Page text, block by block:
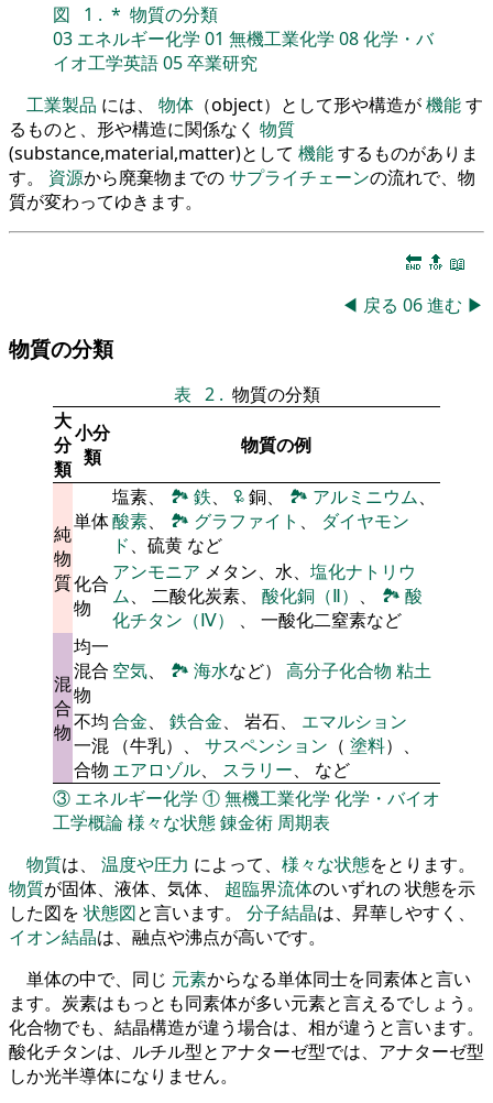
図 1 . * 物質の分類
03 エネルギー化学 01 無機工業化学 08化学・バ
イオ工学英語05卒業研究
工業製品 には、 物体 （object）として形や構造が機能す
るものと、形や構造に関係なく 物質
(substance,material,matter)として 機能するものがありま
す。 資源から廃棄物までのサプライチェーンの流れで、物
質が変わってゆきます。
🔚 🔝 📖
◀ 戻る 06進む ▶
物質の分類
表 2 . 物質の分類
大
分
類
小分
類
物質の例
純
物
質
単体
塩素、 🏞 鉄、 🜠銅、 🏞 アルミニウム、
酸素、 🏞 グラファイト 、 ダイヤモン
ド、硫黄 など
化合
物
アンモニア メタン、水、 塩化ナトリウ
ム、 二酸化炭素、 酸化銅（Ⅱ） 、 🏞 酸
化チタン（Ⅳ） 、 一酸化二窒素など
混
合
物
均一
混合
物
空気、 🏞 海水など） 高分子化合物 粘土
不均
一混
合物
合金、 鉄合金、 岩石、 エマルション
（牛乳）、 サスペンション （ 塗料）、
エアロゾル、 スラリー、 など
③ エネルギー化学 ①無機工業化学 化学・バイオ
工学概論様々な状態錬金術 周期表
物質は、 温度や圧力 によって、 様々な状態をとります。
物質が固体、液体、気体、 超臨界流体のいずれの 状態を示
した図を 状態図と言います。 分子結晶は、昇華しやすく、
イオン結晶は、融点や沸点が高いです。
単体の中で、同じ 元素からなる単体同士を同素体と言い
ます。炭素はもっとも同素体が多い元素と言えるでしょう。
化合物でも、結晶構造が違う場合は、相が違うと言います。
酸化チタンは、ルチル型とアナターゼ型では、アナターゼ型
しか光半導体になりません。